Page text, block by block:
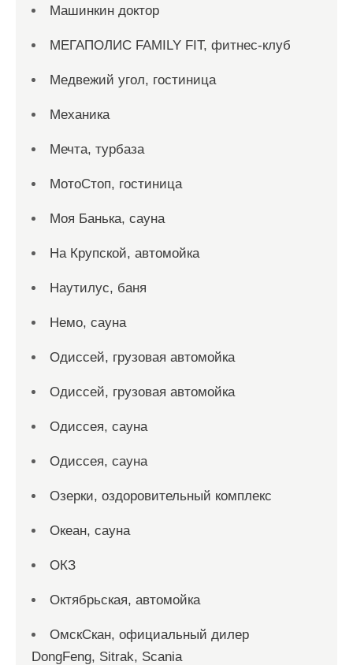
Машинкин доктор
МЕГАПОЛИС FAMILY FIT, фитнес-клуб
Медвежий угол, гостиница
Механика
Мечта, турбаза
МотоСтоп, гостиница
Моя Банька, сауна
На Крупской, автомойка
Наутилус, баня
Немо, сауна
Одиссей, грузовая автомойка
Одиссей, грузовая автомойка
Одиссея, сауна
Одиссея, сауна
Озерки, оздоровительный комплекс
Океан, сауна
ОКЗ
Октябрьская, автомойка
ОмскСкан, официальный дилер
DongFeng, Sitrak, Scania